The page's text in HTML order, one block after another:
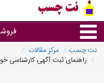
نت چسب
مرکز مقالات
راهنمای ثبت آگهی کارشناسی